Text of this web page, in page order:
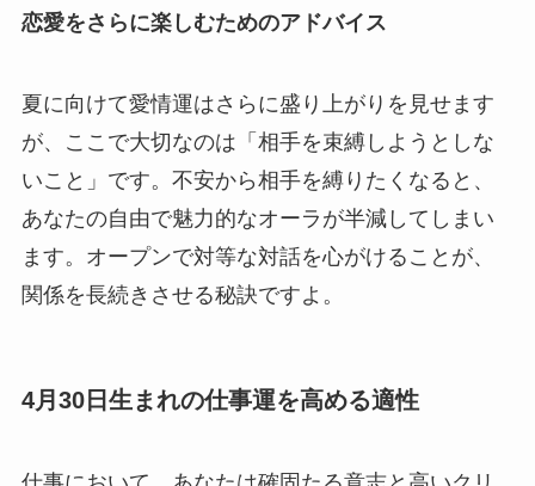
恋愛をさらに楽しむためのアドバイス
夏に向けて愛情運はさらに盛り上がりを見せます
が、ここで大切なのは「相手を束縛しようとしな
いこと」です。不安から相手を縛りたくなると、
あなたの自由で魅力的なオーラが半減してしまい
ます。オープンで対等な対話を心がけることが、
関係を長続きさせる秘訣ですよ。
4月30日生まれの仕事運を高める適性